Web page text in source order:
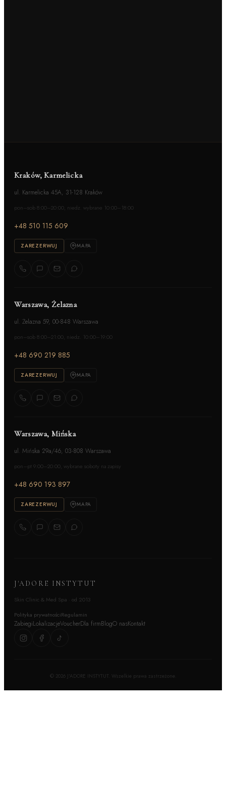
Kraków, Karmelicka
ul. Karmelicka 45A, 31-128 Kraków
pon–sob 8:00–20:00, niedz. wybrane 10:00–18:00
+48 510 115 609
ZAREZERWUJ MAPA
Warszawa, Żelazna
ul. Żelazna 59, 00-848 Warszawa
pon–sob 8:00–21:00, niedz. 10:00–19:00
+48 690 219 885
ZAREZERWUJ MAPA
Warszawa, Mińska
ul. Mińska 29a/46, 03-808 Warszawa
pon–pt 9:00–20:00, wybrane soboty na zapisy
+48 690 193 897
ZAREZERWUJ MAPA
J'ADORE INSTYTUT
Skin Clinic & Med Spa · od 2013
Polityka prywatnościRegulamin
ZabiegiLokalizacjeVoucherDla firmBlogO nasKontakt
© 2026J'ADORE INSTYTUT. Wszelkie prawa zastrzeżone.